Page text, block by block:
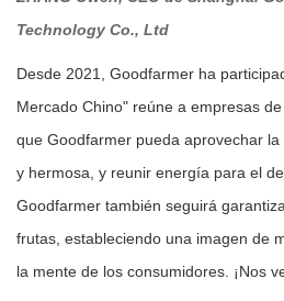
Technology Co., Ltd
Desde 2021, Goodfarmer ha
Mercado Chino" reúne a empresas
que Goodfarmer pueda aprovechar
y hermosa, y reunir energía para el
Goodfarmer también seguirá
frutas, estableciendo una imagen de
la mente de los consumidores. ¡Nos